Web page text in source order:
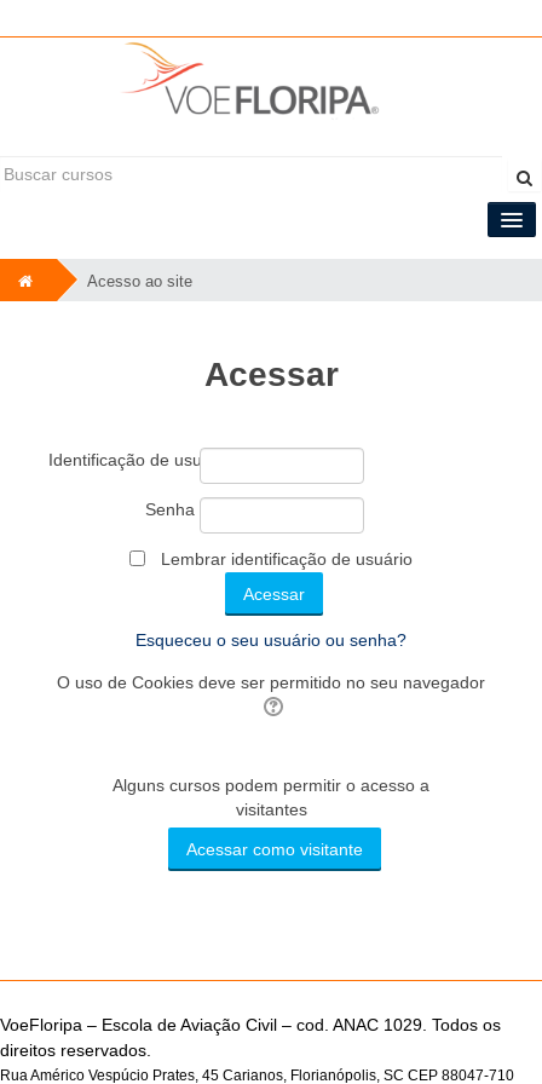
Central do Tripulante
Acesso ao site
Acessar
Identificação de usuário
Senha
Lembrar identificação de usuário
Esqueceu o seu usuário ou senha?
O uso de Cookies deve ser permitido no seu navegador
Alguns cursos podem permitir o acesso a
visitantes
VoeFloripa – Escola de Aviação Civil – cod. ANAC 1029. Todos os
direitos reservados.
Rua Américo Vespúcio Prates, 45 Carianos, Florianópolis, SC CEP 88047-710